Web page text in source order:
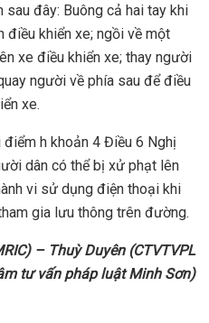
đây: Buông cả hai tay khi
điều khiển xe; ngồi về một
xe điều khiển xe; thay người
người về phía sau để điều
xe.
h khoản 4 Điều 6 Nghị
dân có thể bị xử phạt lên
vi sử dụng điện thoại khi
gia lưu thông trên đường.
– Thuỳ Duyên (CTVTVPL
tư vấn pháp luật Minh Sơn)